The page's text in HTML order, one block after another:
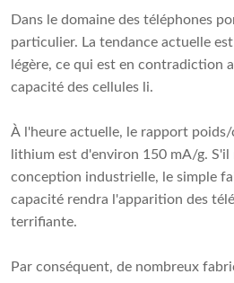
Dans le domaine des téléphones
particulier. La tendance actuelle
légère, ce qui est en contradiction
capacité des cellules li.
À l'heure actuelle, le rapport
lithium est d'environ 150 mA/g. S'il
conception industrielle, le simple
capacité rendra l'apparition des
terrifiante.
Par conséquent, de nombreux